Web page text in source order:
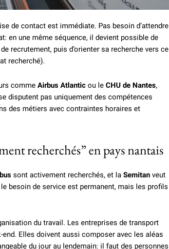
de contact est immédiate. Pas besoin d’attendre
en une même séquence, il devient possible de
recrutement, puis d’orienter sa recherche vers ce
recherché).
comme Airbus Atlantic ou le CHU de Nantes,
disputent pas uniquement des compétences
des métiers avec contraintes horaires et
recherchés” en pays nantais
sont activement recherchés, et la Semitan veut
besoin de service est permanent, mais les profils
du travail. Les entreprises de transport
Elles doivent aussi composer avec les aléas
du jour au lendemain: il faut des personnes